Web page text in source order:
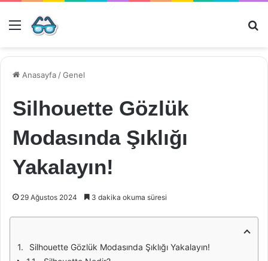
Menü
Anasayfa /Genel
Silhouette Gözlük
Modasında Şıklığı
Yakalayın!
29 Ağustos 2024 3 dakika okuma süresi
Silhouette Gözlük Modasında Şıklığı Yakalayın!